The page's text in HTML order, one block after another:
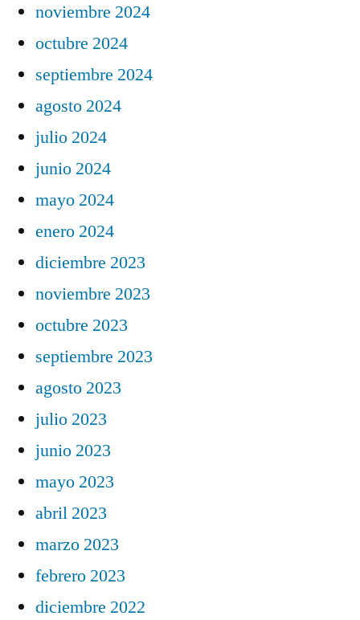
noviembre 2024
octubre 2024
septiembre 2024
agosto 2024
julio 2024
junio 2024
mayo 2024
enero 2024
diciembre 2023
noviembre 2023
octubre 2023
septiembre 2023
agosto 2023
julio 2023
junio 2023
mayo 2023
abril 2023
marzo 2023
febrero 2023
diciembre 2022